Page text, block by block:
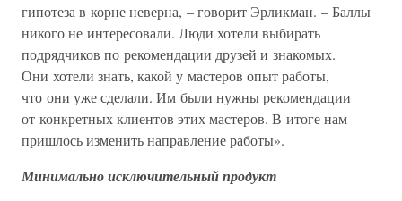
гипотеза в корне неверна, – говорит Эрликман. – Баллы
никого не интересовали. Люди хотели выбирать
подрядчиков по рекомендации друзей и знакомых.
Они хотели знать, какой у мастеров опыт работы,
что они уже сделали. Им были нужны рекомендации
от конкретных клиентов этих мастеров. В итоге нам
пришлось изменить направление работы».
Минимально исключительный продукт